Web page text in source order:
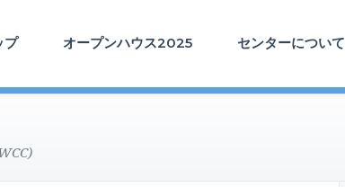
プ オープンハウス2025 センターについて